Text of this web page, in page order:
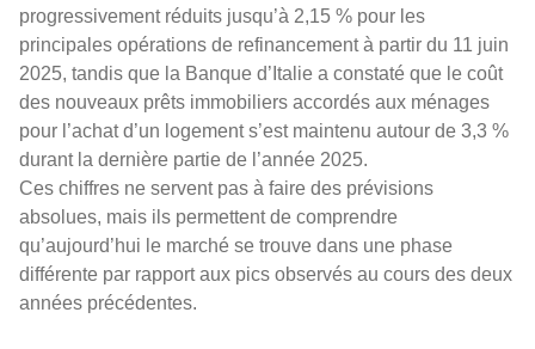
progressivement réduits jusqu’à 2,15 % pour les
principales opérations de refinancement à partir du 11 juin
2025, tandis que la Banque d’Italie a constaté que le coût
des nouveaux prêts immobiliers accordés aux ménages
pour l’achat d’un logement s’est maintenu autour de 3,3 %
durant la dernière partie de l’année 2025.
Ces chiffres ne servent pas à faire des prévisions
absolues, mais ils permettent de comprendre
qu’aujourd’hui le marché se trouve dans une phase
différente par rapport aux pics observés au cours des deux
années précédentes.